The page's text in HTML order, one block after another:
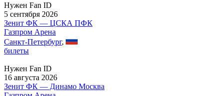
Нужен Fan ID
5 сентября 2026
Зенит ФК — ЦСКА ПФК
Газпром Арена
Санкт-Петербург,
билеты
Нужен Fan ID
16 августа 2026
Зенит ФК — Динамо Москва